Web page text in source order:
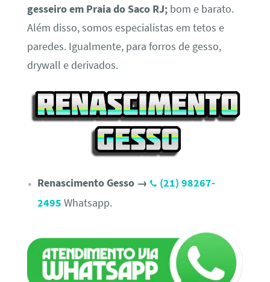
gesseiro em Praia do Saco RJ;bom e barato.
Além disso, somos especialistas em tetos e
paredes. Igualmente, para forros de gesso,
drywall e derivados.
Renascimento Gesso →
(21) 98267-
2495 Whatsapp.